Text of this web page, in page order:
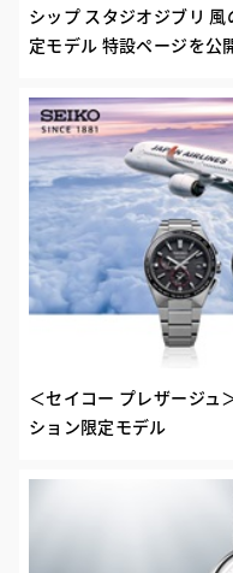
シップ スタジオジブリ
定モデル 特設ページを公
＜セイコー プレザージュ
ション限定モデル